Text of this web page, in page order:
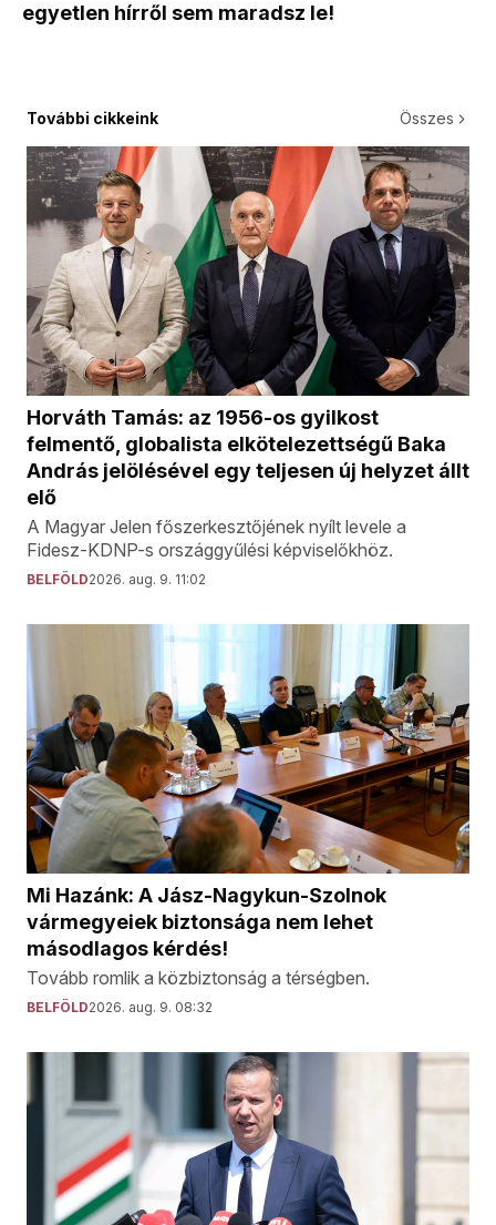
egyetlen hírről sem maradsz le!
További cikkeink Összes
Horváth Tamás: az 1956-os gyilkost
felmentő, globalista elkötelezettségű Baka
András jelölésével egy teljesen új helyzet állt
elő
A Magyar Jelen főszerkesztőjének nyílt levele a
Fidesz-KDNP-s országgyűlési képviselőkhöz.
BELFÖLD2026. aug. 9. 11:02
Mi Hazánk: A Jász-Nagykun-Szolnok
vármegyeiek biztonsága nem lehet
másodlagos kérdés!
Tovább romlik a közbiztonság a térségben.
BELFÖLD2026. aug. 9. 08:32